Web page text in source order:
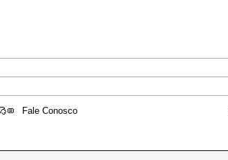
Fale Conosco